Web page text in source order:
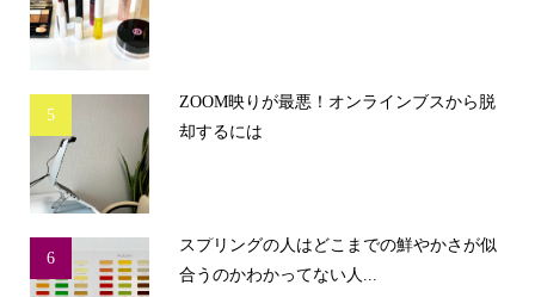
5
ZOOM映りが最悪！オンラインブスから脱
却するには
6
スプリングの人はどこまでの鮮やかさが似
合うのかわかってない人...